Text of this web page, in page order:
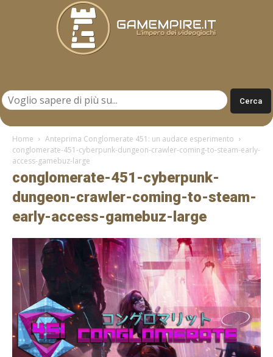
Home
Anteprima Conglomerate 451: un audace esperimento
conglomerate-451-cyberpunk-dungeon-crawler-coming-to-steam-early-
access-gamebuz-large
conglomerate-451-cyberpunk-
dungeon-crawler-coming-to-steam-
early-access-gamebuz-large